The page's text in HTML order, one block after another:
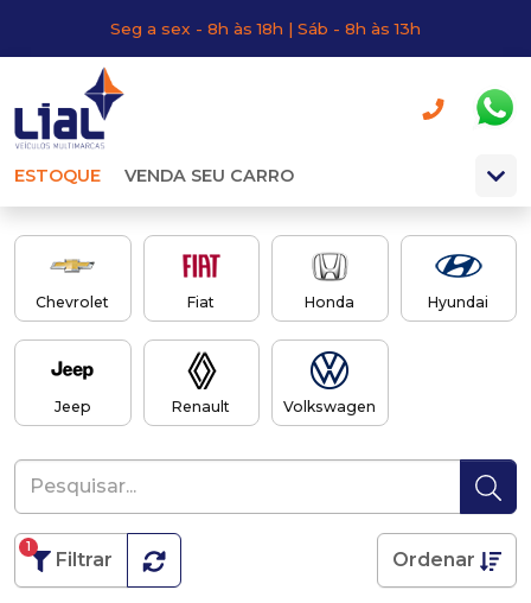
Seg a sex - 8h às 18h | Sáb - 8h às 13h
ESTOQUE VENDA SEU CARRO
Chevrolet Fiat Honda Hyundai
Jeep Renault Volkswagen
Filtrar
1
Ordenar